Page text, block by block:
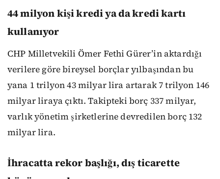
44 milyon kişi kredi ya da kredi kartı
kullanıyor
CHP Milletvekili Ömer Fethi Gürer’in aktardığı
verilere göre bireysel borçlar yılbaşından bu
yana 1 trilyon 43 milyar lira artarak 7 trilyon 146
milyar liraya çıktı. Takipteki borç 337 milyar,
varlık yönetim şirketlerine devredilen borç 132
milyar lira.
İhracatta rekor başlığı, dış ticarette